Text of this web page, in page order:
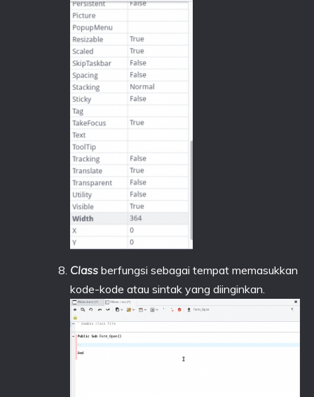
Class berfungsi sebagai tempat memasukkan
kode-kode atau sintak yang diinginkan.